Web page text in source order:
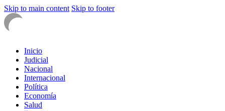
Skip to main content Skip to footer
Inicio
Judicial
Nacional
Internacional
Política
Economía
Salud